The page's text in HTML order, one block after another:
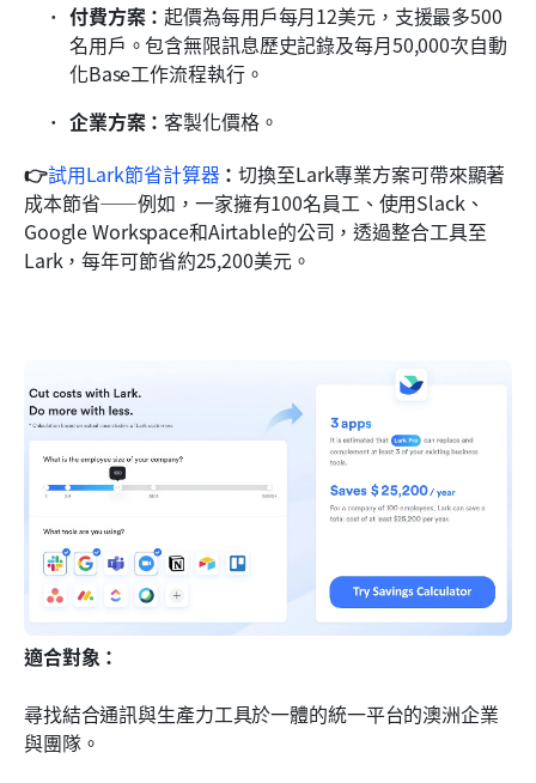
付費方案：起價為每用戶每月12美元，支援最多500
名用戶。包含無限訊息歷史記錄及每月50,000次自動
化Base工作流程執行。
企業方案：客製化價格。
👉試用Lark節省計算器：切換至Lark專業方案可帶來顯著
成本節省——例如，一家擁有100名員工、使用Slack、
Google Workspace和Airtable的公司，透過整合工具至
Lark，每年可節省約25,200美元。
適合對象：
尋找結合通訊與生產力工具於一體的統一平台的澳洲企業
與團隊。